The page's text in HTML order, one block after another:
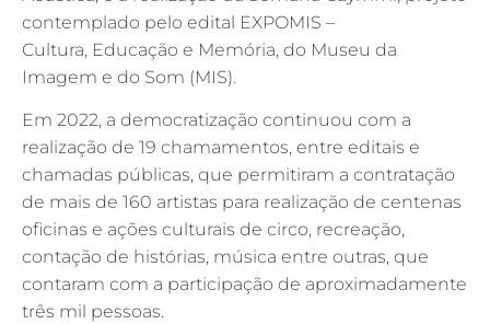
contemplado pelo edital EXPOMIS –
Cultura, Educação e Memória, do Museu da
Imagem e do Som (MIS).
Em 2022, a democratização continuou com a
realização de 19 chamamentos, entre editais e
chamadas públicas, que permitiram a contratação
de mais de 160 artistas para realização de centenas
oficinas e ações culturais de circo, recreação,
contação de histórias, música entre outras, que
contaram com a participação de aproximadamente
três mil pessoas.